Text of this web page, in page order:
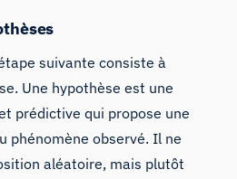
suivante consiste à
Une hypothèse est une
prédictive qui propose une
phénomène observé. Il ne
aléatoire, mais plutôt